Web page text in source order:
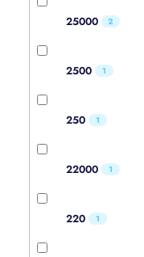
25000 2
2500 1
250 1
22000 1
220 1